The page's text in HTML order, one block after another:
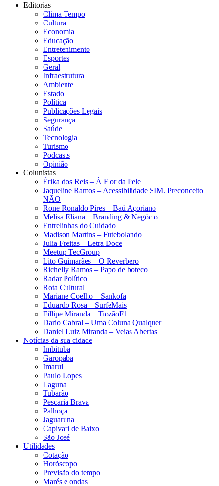
Editorias
Clima Tempo
Cultura
Economia
Educação
Entretenimento
Esportes
Geral
Infraestrutura
Ambiente
Estado
Política
Publicações Legais
Segurança
Saúde
Tecnologia
Turismo
Podcasts
Opinião
Colunistas
Érika dos Reis​ – À Flor da Pele
Jaqueline Ramos – Acessibilidade SIM. Preconceito
NÃO
Rone Ronaldo Pires – Baú Açoriano
Melisa Eliana – Branding & Negócio
Entrelinhas do Cuidado
Madison Martins – Futebolando
Julia Freitas​ – Letra Doce
Meetup TecGroup
Lito Guimarães – O Reverbero
Richelly Ramos​ – Papo de boteco
Radar Político
Rota Cultural
Mariane Coelho – Sankofa
Eduardo Rosa​ – SurfeMais
Fillipe Miranda – TiozãoF1
Dario Cabral – Uma Coluna Qualquer
Daniel Luiz Miranda – Veias Abertas
Notícias da sua cidade
Imbituba
Garopaba
Imaruí
Paulo Lopes
Laguna
Tubarão
Pescaria Brava
Palhoça
Jaguaruna
Capivari de Baixo
São José
Utilidades
Cotação
Horóscopo
Previsão do tempo
Marés e ondas